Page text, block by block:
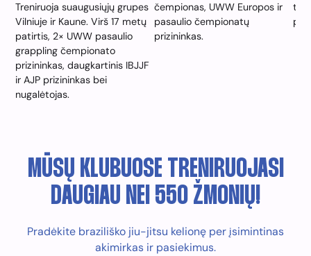
Treniruoja suaugusiųjų grupes
Vilniuje ir Kaune. Virš 17 metų
patirtis, 2× UWW pasaulio
grappling čempionato
prizininkas, daugkartinis IBJJF
ir AJP prizininkas bei
nugalėtojas.
čempionas, UWW Europos ir
pasaulio čempionatų
prizininkas.
MŪSŲ KLUBUOSE TRENIRUOJASI
DAUGIAU NEI 550 ŽMONIŲ!
Pradėkite braziliško jiu-jitsu kelionę per įsimintinas
akimirkas ir pasiekimus.